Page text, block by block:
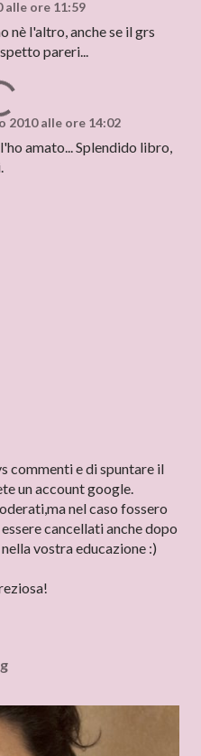
alle ore 11:59
nè l'altro, anche se il grs
pareri...
2010 alle ore 14:02
amato... Splendido libro,
commenti e di spuntare il
un account google.
nel caso fossero
cancellati anche dopo
vostra educazione :)